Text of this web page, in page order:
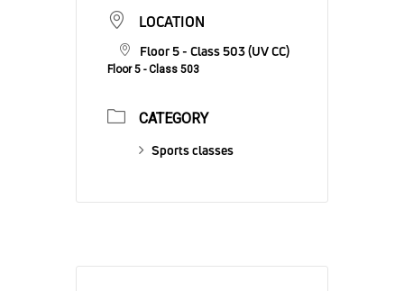
LOCATION
Floor 5 - Class 503 (UV CC)
Floor 5 - Class 503
CATEGORY
Sports classes